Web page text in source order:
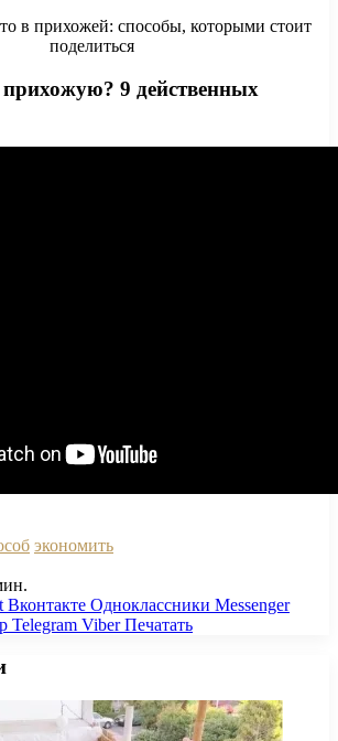
9 действенных
экономить
Вконтакте Одноклассники Messenger
Telegram Viber Печатать